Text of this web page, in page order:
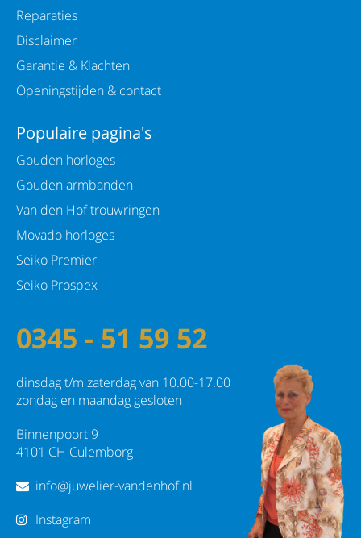
Reparaties
Disclaimer
Garantie & Klachten
Openingstijden & contact
Populaire pagina's
Gouden horloges
Gouden armbanden
Van den Hof trouwringen
Movado horloges
Seiko Premier
Seiko Prospex
0345 - 51 59 52
dinsdag t/m zaterdag van 10.00-17.00
zondag en maandag gesloten
Binnenpoort 9
4101 CH Culemborg
info@juwelier-vandenhof.nl
Instagram